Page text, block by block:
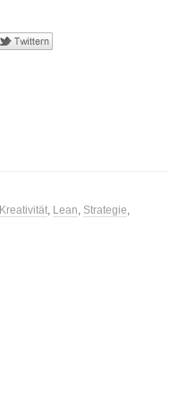
Kreativität, Lean, Strategie,